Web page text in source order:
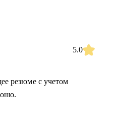
5.0
резюме с учетом